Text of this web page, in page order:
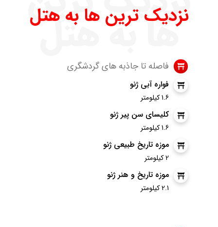
ها به هتل
نزدیک ترین ها به هتل
فاصله تا جاذبه های گردشگری
فواره آبی ژنو
1.6 کیلومتر
کلیسای سن پیر ژنو
1.6 کیلومتر
موزه تاریخ طبیعی ژنو
2 کیلومتر
موزه تاریخ و هنر ژنو
2.1 کیلومتر